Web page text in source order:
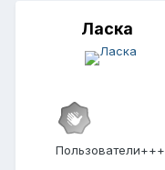
Ласка
Пользователи+++